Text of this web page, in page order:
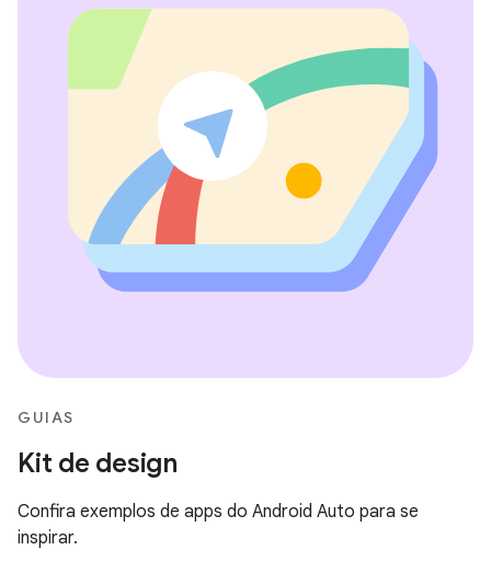
GUIAS
Kit de design
Confira exemplos de apps do Android Auto para se
inspirar.